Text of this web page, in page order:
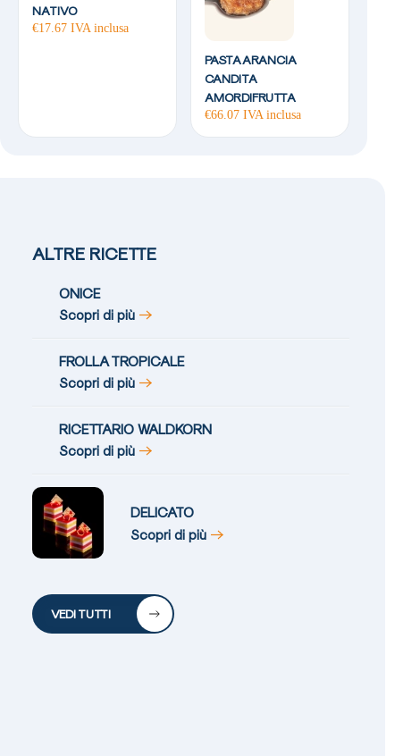
NATIVO
€17.67IVA inclusa
PASTA ARANCIA
CANDITA
AMORDIFRUTTA
€66.07IVA inclusa
ALTRE RICETTE
ONICE
Scopri di più
FROLLA TROPICALE
Scopri di più
RICETTARIO WALDKORN
Scopri di più
DELICATO
Scopri di più
VEDI TUTTI